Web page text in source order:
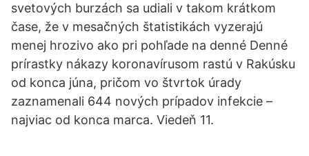
svetových burzách sa udiali v takom krátkom
čase, že v mesačných štatistikách vyzerajú
menej hrozivo ako pri pohľade na denné Denné
prírastky nákazy koronavírusom rastú v Rakúsku
od konca júna, pričom vo štvrtok úrady
zaznamenali 644 nových prípadov infekcie –
najviac od konca marca. Viedeň 11.